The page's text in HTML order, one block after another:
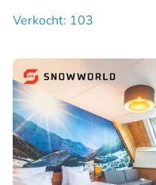
Verkocht: 103